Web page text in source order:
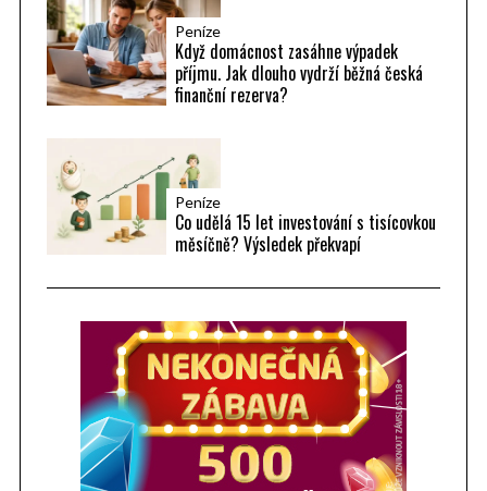
Peníze
Když domácnost zasáhne výpadek
příjmu. Jak dlouho vydrží běžná česká
finanční rezerva?
Peníze
Co udělá 15 let investování s tisícovkou
měsíčně? Výsledek překvapí